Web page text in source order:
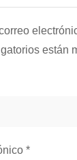
están
*